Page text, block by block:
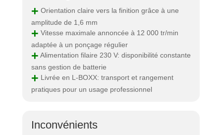
+ Orientation claire vers la finition grâce à une
amplitude de 1,6 mm
+ Vitesse maximale annoncée à 12 000 tr/min
adaptée à un ponçage régulier
+ Alimentation filaire 230 V: disponibilité constante
sans gestion de batterie
+ Livrée en L-BOXX: transport et rangement
pratiques pour un usage professionnel
Inconvénients